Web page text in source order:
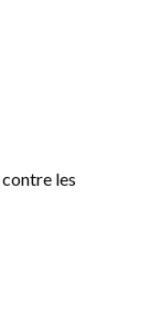
les